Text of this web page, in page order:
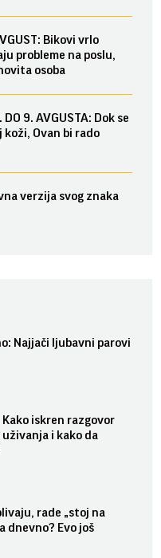
Bikovi vrlo
probleme na poslu,
osoba
DO 9. AVGUSTA: Dok se
koži, Ovan bi rado
verzija svog znaka
Najjači ljubavni parovi
iskren razgovor
i kako da
rade „stoj na
dnevno? Evo još